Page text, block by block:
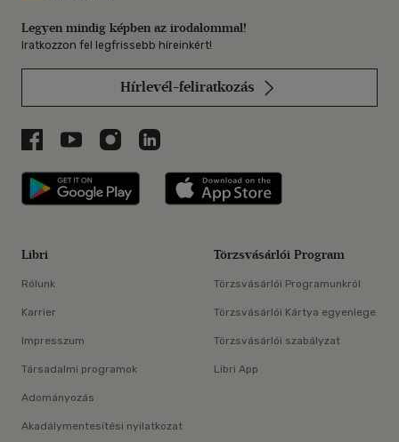
Legyen mindig képben az irodalommal!
Iratkozzon fel legfrissebb híreinkért!
Hírlevél-feliratkozás
Libri a Facebookon
Libri a Youtube-on
Libri az Instagramon
Libri a LinkedInen
Libri applikáció Szerezd meg: Google
Libri
Rólunk
Karrier
Impresszum
Társadalmi programok
Adományozás
Akadálymentesítési nyilatkozat
Törzsvásárlói Program
Törzsvásárlói Programunkról
Törzsvásárlói Kártya egyenlege
Törzsvásárlói szabályzat
Libri App